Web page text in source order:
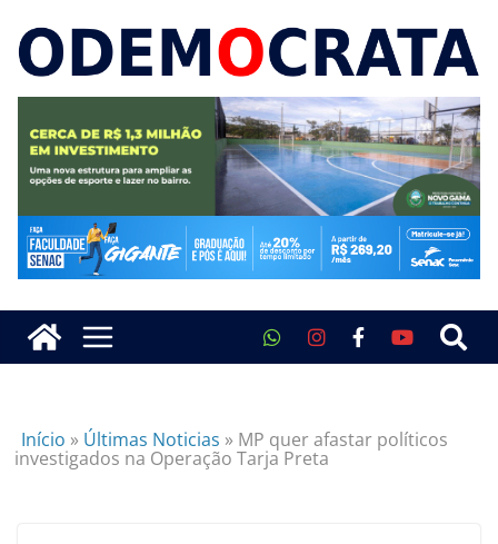
Início » Últimas Noticias » MP quer afastar políticos
investigados na Operação Tarja Preta